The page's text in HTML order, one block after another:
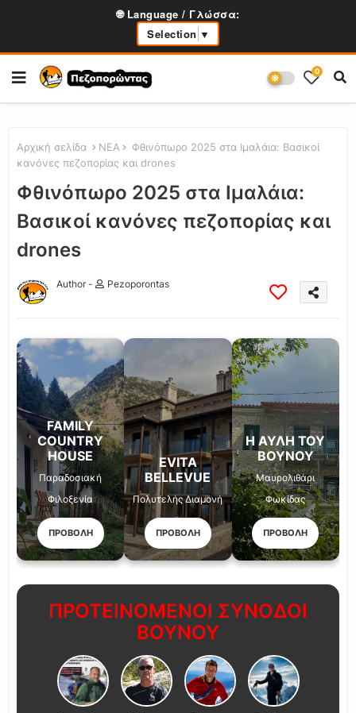
🌐 Language / Γλώσσα:
Selection ▼
0
Αρχική σελίδα ΝΕΑ
Φθινόπωρο 2025 στα Ιμαλάια: Βασικοί
κανόνες πεζοπορίας και drones
Φθινόπωρο 2025 στα Ιμαλάια:
Βασικοί κανόνες πεζοπορίας και
drones
Author - Pezoporontas
FAMILY
COUNTRY
HOUSE
Παραδοσιακή
Φιλοξενία
ΠΡΟΒΟΛΗ
EVITA
BELLEVUE
Πολυτελής Διαμονή
ΠΡΟΒΟΛΗ
Η ΑΥΛΉ ΤΟΥ
ΒΟΥΝΟΎ
Μαυρολιθάρι
Φωκίδας
ΠΡΟΒΟΛΗ
ΠΡΟΤΕΙΝΟΜΕΝΟΙ ΣΥΝΟΔΟΙ
ΒΟΥΝΟΥ